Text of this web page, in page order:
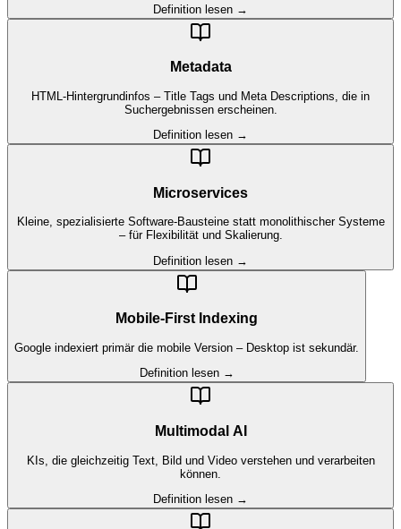
Definition lesen →
Metadata
HTML-Hintergrundinfos – Title Tags und Meta Descriptions, die in
Suchergebnissen erscheinen.
Definition lesen →
Microservices
Kleine, spezialisierte Software-Bausteine statt monolithischer Systeme
– für Flexibilität und Skalierung.
Definition lesen →
Mobile-First Indexing
Google indexiert primär die mobile Version – Desktop ist sekundär.
Definition lesen →
Multimodal AI
KIs, die gleichzeitig Text, Bild und Video verstehen und verarbeiten
können.
Definition lesen →